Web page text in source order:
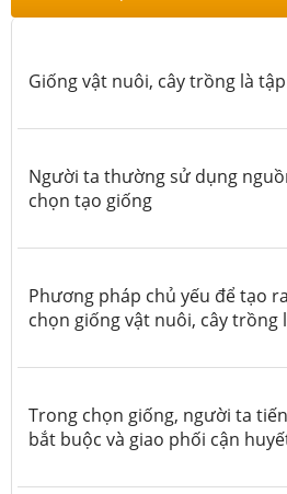
Giống vật nuôi, cây trồng là
Người ta thường sử dụng
chọn tạo giống
Phương pháp chủ yếu để tạo
chọn giống vật nuôi, cây trồng
Trong chọn giống, người ta
bắt buộc và giao phối cận